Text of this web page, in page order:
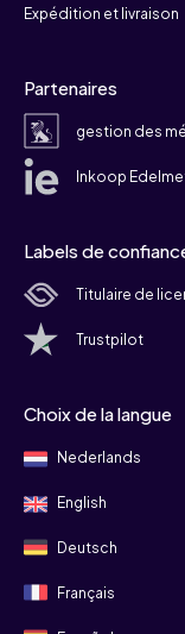
Expédition et livraison
Partenaires
gestion des
Inkoop
Labels de
Titulaire de
Trustpilot
Choix de la langue
Nederlands
English
Deutsch
Français